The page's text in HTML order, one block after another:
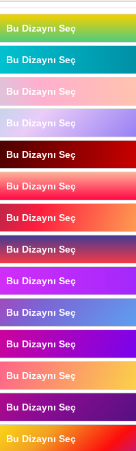
Bu Dizaynı Seç
Bu Dizaynı Seç
Bu Dizaynı Seç
Bu Dizaynı Seç
Bu Dizaynı Seç
Bu Dizaynı Seç
Bu Dizaynı Seç
Bu Dizaynı Seç
Bu Dizaynı Seç
Bu Dizaynı Seç
Bu Dizaynı Seç
Bu Dizaynı Seç
Bu Dizaynı Seç
Bu Dizaynı Seç